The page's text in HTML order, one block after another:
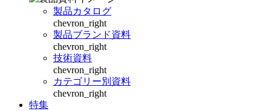
製品カタログ
chevron_right
製品ブランド資料
chevron_right
技術資料
chevron_right
カテゴリー別資料
chevron_right
特集